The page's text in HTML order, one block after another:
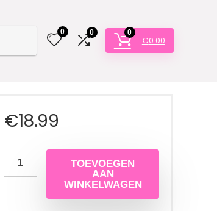
0 0 0
€0.00
€18.99
TOEVOEGEN
AAN
WINKELWAGEN